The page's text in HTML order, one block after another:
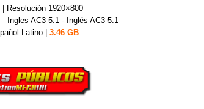
Resolución 1920×800
Ingles AC3 5.1 - Inglés AC3 5.1
Latino | 3.46 GB